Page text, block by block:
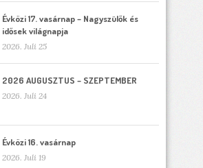
Évközi 17. vasárnap – Nagyszülők és
idősek világnapja
2026. Juli 25
2026 AUGUSZTUS – SZEPTEMBER
2026. Juli 24
Évközi 16. vasárnap
2026. Juli 19